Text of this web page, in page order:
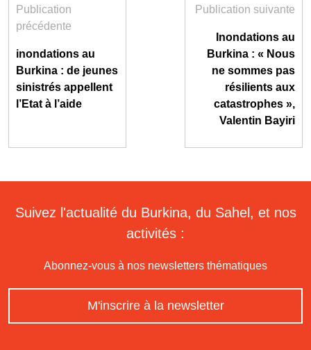
Publication
précédente
inondations au
Burkina : de jeunes
sinistrés appellent
l’Etat à l’aide
Publication suivante
Inondations au
Burkina : « Nous
ne sommes pas
résilients aux
catastrophes »,
Valentin Bayiri
Suivez l'actualité du Burkina, du Sahel, et nos
activités :
Abonnez-vous à nos newsletters thématiques
M'inscrire à la newsletter